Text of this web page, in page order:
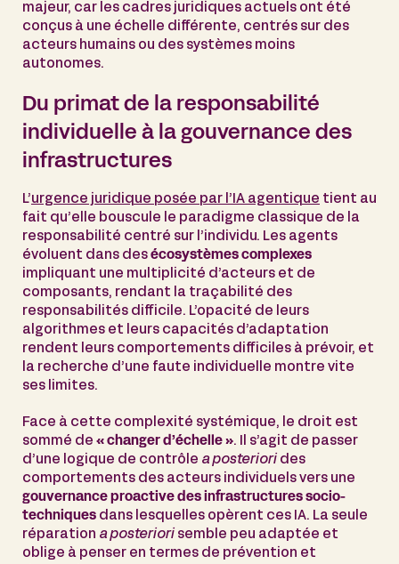
majeur, car les cadres juridiques actuels ont été
conçus à une échelle différente, centrés sur des
acteurs humains ou des systèmes moins
autonomes.
Du primat de la responsabilité
individuelle à la gouvernance des
infrastructures
L’urgence juridique posée par l’IA agentique tient au
fait qu’elle bouscule le paradigme classique de la
responsabilité centré sur l’individu. Les agents
évoluent dans des écosystèmes complexes
impliquant une multiplicité d’acteurs et de
composants, rendant la traçabilité des
responsabilités difficile. L’opacité de leurs
algorithmes et leurs capacités d’adaptation
rendent leurs comportements difficiles à prévoir, et
la recherche d’une faute individuelle montre vite
ses limites.
Face à cette complexité systémique, le droit est
sommé de « changer d’échelle ». Il s’agit de passer
d’une logique de contrôle a posteriori des
comportements des acteurs individuels vers une
gouvernance proactive des infrastructures socio-
techniques dans lesquelles opèrent ces IA. La seule
réparation a posteriori semble peu adaptée et
oblige à penser en termes de prévention et